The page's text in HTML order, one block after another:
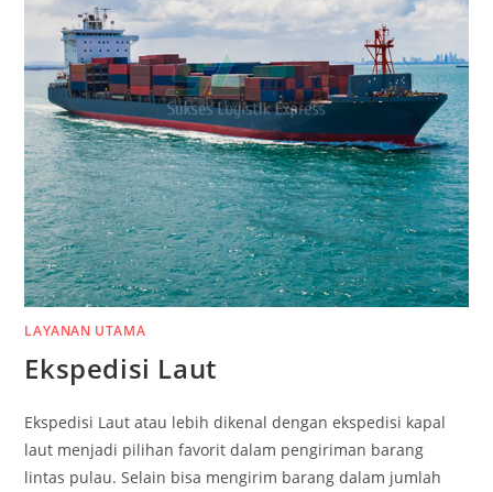
LAYANAN UTAMA
Ekspedisi Laut
Ekspedisi Laut atau lebih dikenal dengan ekspedisi kapal
laut menjadi pilihan favorit dalam pengiriman barang
lintas pulau. Selain bisa mengirim barang dalam jumlah